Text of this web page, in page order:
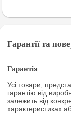
Гарантії та
Гарантія
Усі товари,
гарантію від
залежить від
характеристиках